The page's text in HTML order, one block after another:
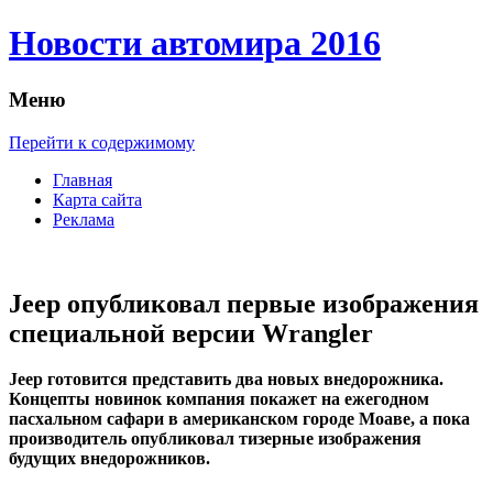
Новости автомира 2016
Меню
Перейти к содержимому
Главная
Карта сайта
Реклама
Jeep опубликовал первые изображения
специальной версии Wrangler
Jeep гoтoвится прeдстaвить два новых внедорожника.
Концепты новинок компания покажет на ежегодном
пасхальном сафари в американском городе Моаве, а пока
производитель опубликовал тизерные изображения
будущих внедорожников.